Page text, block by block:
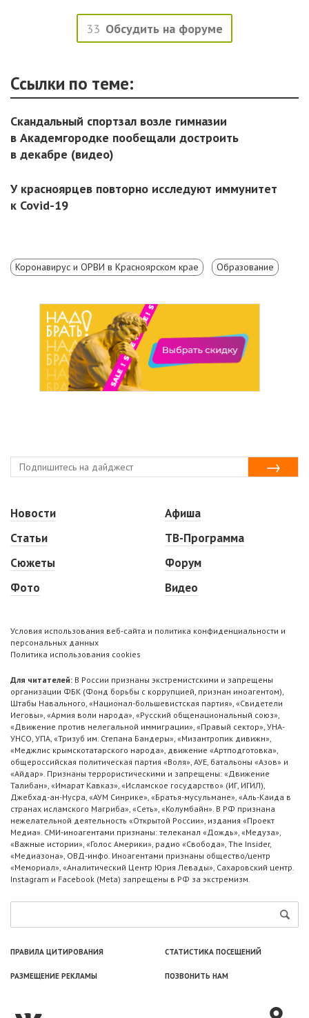
33 Обсудить на форуме
Ссылки по теме:
Скандальный спортзал возле гимназии
в Академгородке пообещали достроить
в декабре (видео)
У красноярцев повторно исследуют иммунитет
к Covid-19
Коронавирус и ОРВИ в Красноярском крае Образование
Новости
Статьи
Сюжеты
Фото
Афиша
ТВ-Программа
Форум
Видео
Условия использования веб-сайта и политика конфиденциальности и
персональных данных
Политика использования cookies
Для читателей: В России признаны экстремистскими и запрещены
организации ФБК (Фонд борьбы с коррупцией, признан иноагентом),
Штабы Навального, «Национал-большевистская партия», «Свидетели
Иеговы», «Армия воли народа», «Русский общенациональный союз»,
«Движение против нелегальной иммиграции», «Правый сектор», УНА-
УНСО, УПА, «Тризуб им. Степана Бандеры», «Мизантропик дивижн»,
«Меджлис крымскотатарского народа», движение «Артподготовка»,
общероссийская политическая партия «Воля», АУЕ, батальоны «Азов» и
«Айдар». Признаны террористическими и запрещены: «Движение
Талибан», «Имарат Кавказ», «Исламское государство» (ИГ, ИГИЛ),
Джебхад-ан-Нусра, «АУМ Синрике», «Братья-мусульмане», «Аль-Каида в
странах исламского Магриба», «Сеть», «Колумбайн». В РФ признана
нежелательной деятельность «Открытой России», издания «Проект
Медиа». СМИ-иноагентами признаны: телеканал «Дождь», «Медуза»,
«Важные истории», «Голос Америки», радио «Свобода», The Insider,
«Медиазона», ОВД-инфо. Иноагентами признаны общество/центр
«Мемориал», «Аналитический Центр Юрия Левады», Сахаровский центр.
Instagram и Facebook (Metа) запрещены в РФ за экстремизм.
ПРАВИЛА ЦИТИРОВАНИЯ СТАТИСТИКА ПОСЕЩЕНИЙ
РАЗМЕЩЕНИЕ РЕКЛАМЫ ПОЗВОНИТЬ НАМ